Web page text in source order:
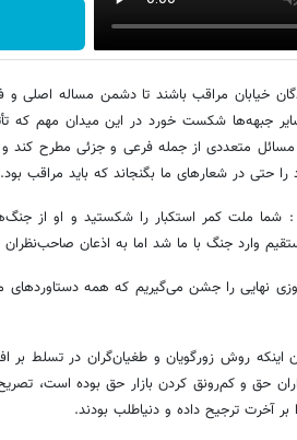
خیابان مراقب باشند تا دشمن مساله اصلی
جبهه‌ها شکست خورد در این میدان مهم که
مسائل متعددی از جمله فرعی و جزئی مطرح
حتی در شعارهای ما بگنجاند که باید مراقب بود.
: شما ملت کمر استکبار را شکستید و او از
وارد جنگ با ما شد اما به اذعان
نهایی را جشن می‌گیریم که همه دستاوردهای
اینکه روش زورگویان و طغیان‌گران در تسلط
حق و کم‌رونق کردن بازار حق بوده است،
بر آخرت ترجیح داده و دنیاطلب بودند.